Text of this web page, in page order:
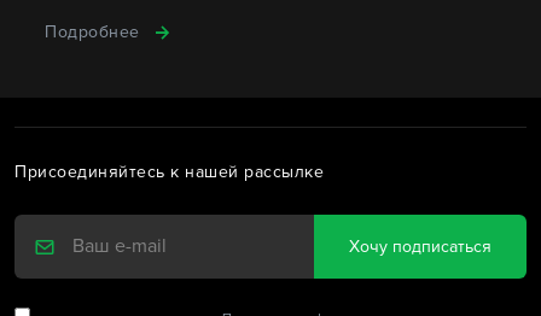
Подробнее
Присоединяйтесь к нашей рассылке
Хочу подписаться